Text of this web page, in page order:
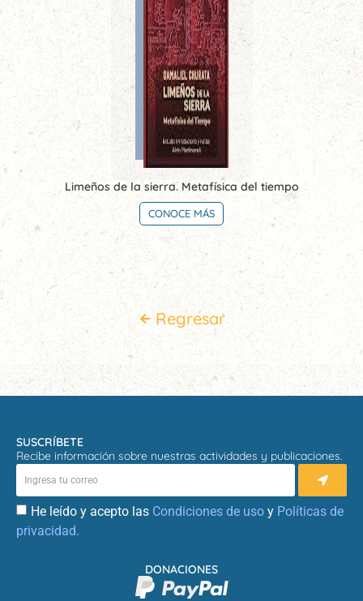
Limeños de la sierra. Metafísica del tiempo
CONOCE MÁS
Regresar
SUSCRÍBETE
Recibe información sobre nuestras actividades y publicaciones.
He leído y acepto las Condiciones de uso y Políticas de
privacidad.
DONACIONES